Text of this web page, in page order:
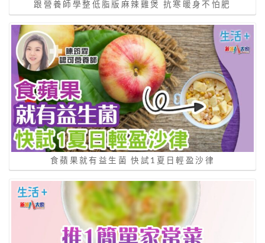
跟營養師學整低脂版麻辣雞煲 抗寒暖身不怕肥
食蘋果就有益生菌 快試1夏日輕盈沙律